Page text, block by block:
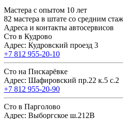
Мастера с опытом 10 лет
82 мастера в штате со средним
Адреса и контакты автосервисов
Сто в Кудрово
Адрес: Кудровский проезд 3
+7 812 955-20-10
Сто на Пискарёвке
Адрес: Шафировский пр.22 к.5 с.2
+7 812 955-20-90
Сто в Парголово
Адрес: Выборгское ш.212В